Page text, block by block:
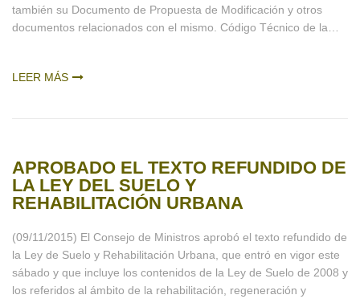
también su Documento de Propuesta de Modificación y otros
documentos relacionados con el mismo. Código Técnico de la…
LEER MÁS
APROBADO EL TEXTO REFUNDIDO DE
LA LEY DEL SUELO Y
REHABILITACIÓN URBANA
(09/11/2015) El Consejo de Ministros aprobó el texto refundido de
la Ley de Suelo y Rehabilitación Urbana, que entró en vigor este
sábado y que incluye los contenidos de la Ley de Suelo de 2008 y
los referidos al ámbito de la rehabilitación, regeneración y